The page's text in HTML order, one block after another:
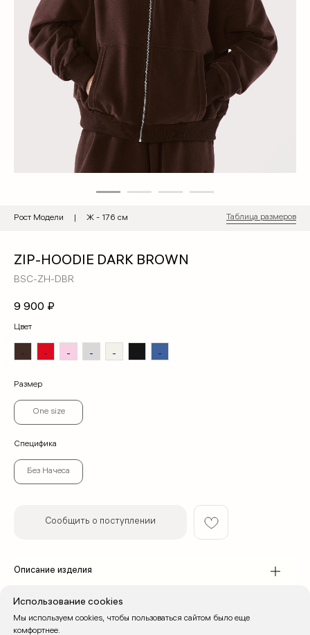
Использование cookies
Мы используем cookies, чтобы пользоваться сайтом было еще
комфортнее.
ZIP-HOODIE DARK BROWN
BSC-ZH-DBR
9 900 ₽
Цвет
Размер
One size
Специфика
Без Начеса
Сообщить о поступлении
Описание изделия
Доставка & Оплата
Специфика изделия
Рост Модели | Ж - 176 см Таблица размеров
* Instagram принадлежит компании Meta, признанной экстремистской
организацией и запрещенной в РФ